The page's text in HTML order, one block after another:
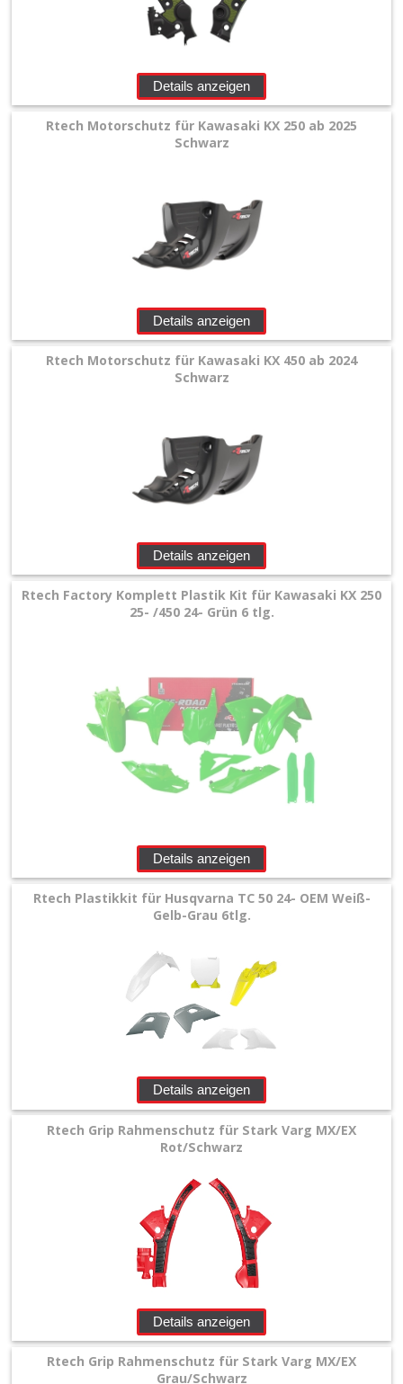
Details anzeigen
Rtech Motorschutz für Kawasaki KX 250 ab 2025
Schwarz
Details anzeigen
Rtech Motorschutz für Kawasaki KX 450 ab 2024
Schwarz
Details anzeigen
Rtech Factory Komplett Plastik Kit für Kawasaki KX 250
25- /450 24- Grün 6 tlg.
Details anzeigen
Rtech Plastikkit für Husqvarna TC 50 24- OEM Weiß-
Gelb-Grau 6tlg.
Details anzeigen
Rtech Grip Rahmenschutz für Stark Varg MX/EX
Rot/Schwarz
Details anzeigen
Rtech Grip Rahmenschutz für Stark Varg MX/EX
Grau/Schwarz